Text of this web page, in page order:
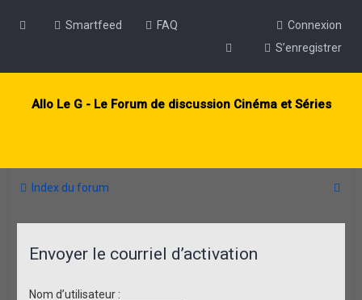
Smartfeed FAQ
Connexion
S’enregistrer
Allo Le G - Le Forum de discussion Cinéma et Séries
Index du forum
Envoyer le courriel d’activation
Nom d’utilisateur :